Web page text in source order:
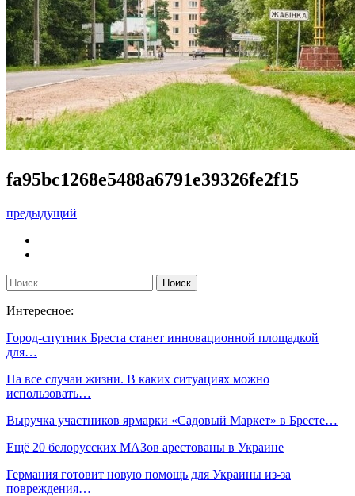
fa95bc1268e5488a6791e39326fe2f15
предыдущий
Интересное:
Город-спутник Бреста станет инновационной площадкой
для…
На все случаи жизни. В каких ситуациях можно
использовать…
Выручка участников ярмарки «Садовый Маркет» в Бресте…
Ещё 20 белорусских МАЗов арестованы в Украине
Германия готовит новую помощь для Украины из-за
повреждения…